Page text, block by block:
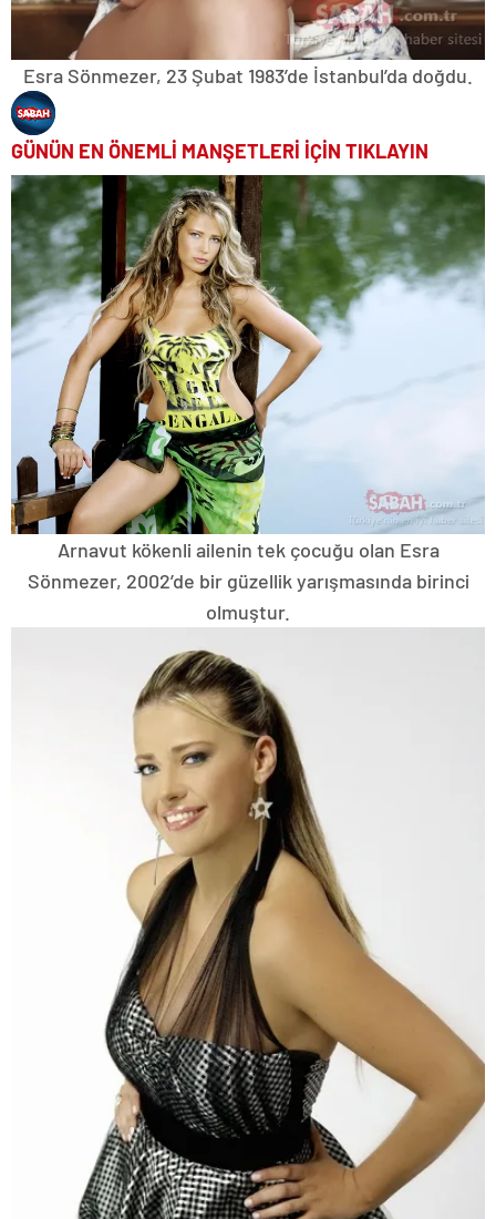
Esra Sönmezer, 23 Şubat 1983’de İstanbul’da doğdu.
GÜNÜN EN ÖNEMLİ MANŞETLERİ İÇİN TIKLAYIN
Arnavut kökenli ailenin tek çocuğu olan Esra
Sönmezer, 2002’de bir güzellik yarışmasında birinci
olmuştur.